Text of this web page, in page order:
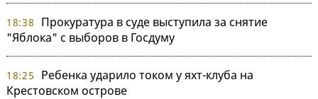
18:38
Прокуратура в суде выступила за снятие
"Яблока" с выборов в Госдуму
18:25
Ребенка ударило током у яхт-клуба на
Крестовском острове